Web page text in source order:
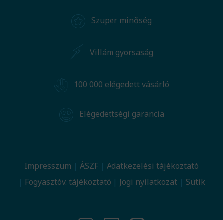
Szuper minőség
Villám gyorsaság
100 000 elégedett vásárló
Elégedettségi garancia
Impresszum ÁSZF
Adatkezelési tájékoztató
Fogyasztóv. tájékoztató
Jogi nyilatkozat Sütik